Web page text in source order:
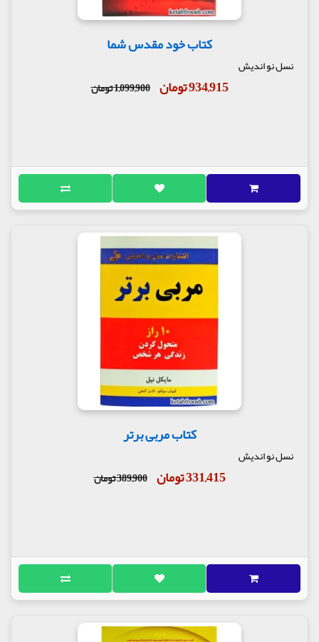
کتاب خود مقدس شما
نسل نو اندیش
934,915 تومان 1,099,900 تومان
کتاب مربی برتر
نسل نو اندیش
331,415 تومان 389,900 تومان